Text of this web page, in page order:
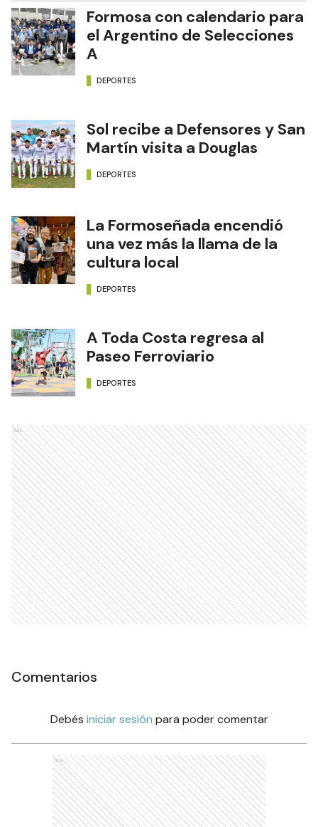
Formosa con calendario para
el Argentino de Selecciones
A
DEPORTES
Sol recibe a Defensores y San
Martín visita a Douglas
DEPORTES
La Formoseñada encendió
una vez más la llama de la
cultura local
DEPORTES
A Toda Costa regresa al
Paseo Ferroviario
DEPORTES
Ads
Comentarios
Debés iniciar sesión para poder comentar
Ads